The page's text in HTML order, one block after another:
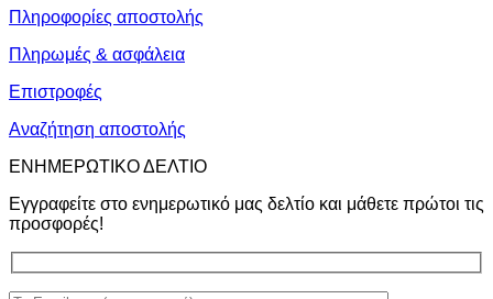
Πληροφορίες αποστολής
Πληρωμές & ασφάλεια
Επιστροφές
Αναζήτηση αποστολής
ΕΝΗΜΕΡΩΤΙΚΟ ΔΕΛΤΙΟ
Εγγραφείτε στο ενημερωτικό μας δελτίο και μάθετε πρώτοι τις
προσφορές!